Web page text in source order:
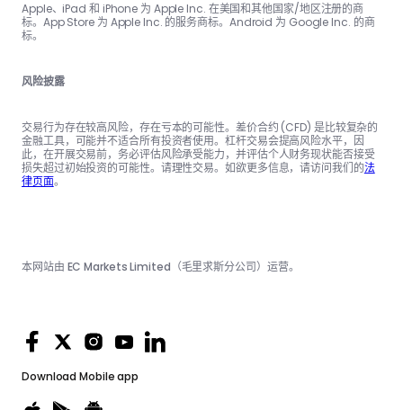
Apple、iPad 和 iPhone 为 Apple Inc. 在美国和其他国家/地区注册的商
标。App Store 为 Apple Inc. 的服务商标。Android 为 Google Inc. 的商
标。
风险披露
交易行为存在较高风险，存在亏本的可能性。差价合约 (CFD) 是比较复杂的
金融工具，可能并不适合所有投资者使用。杠杆交易会提高风险水平，因
此，在开展交易前，务必评估风险承受能力，并评估个人财务现状能否接受
损失超过初始投资的可能性。请理性交易。如欲更多信息，请访问我们的法
律页面。
Download Mobile app
本网站由 EC Markets Limited（毛里求斯分公司）运营。